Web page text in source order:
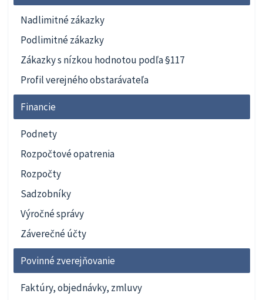
Nadlimitné zákazky
Podlimitné zákazky
Zákazky s nízkou hodnotou podľa §117
Profil verejného obstarávateľa
Financie
Podnety
Rozpočtové opatrenia
Rozpočty
Sadzobníky
Výročné správy
Záverečné účty
Povinné zverejňovanie
Faktúry, objednávky, zmluvy